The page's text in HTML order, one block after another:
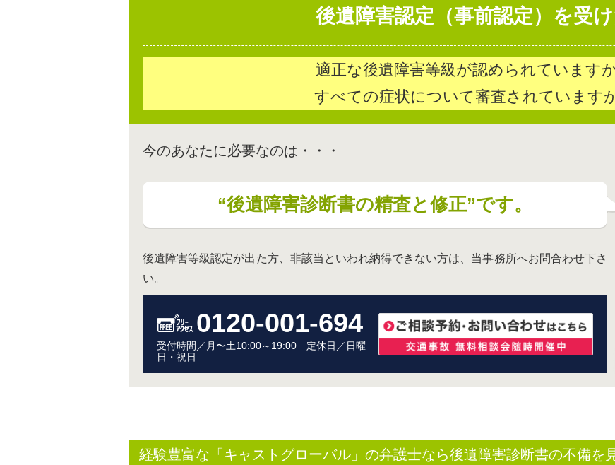
後遺障害認定（事前認定）を受
適正な後遺障害等級が認められています
すべての症状について審査されています
今のあなたに必要なのは・・・
“後遺障害診断書の精査と修正”です。
後遺障害等級認定が出た方、非該当といわれ納得できない方は、当事務所へお問合わせ下さ
い。
0120-001-694
受付時間／月〜土10:00～19:00 定休日／日曜
日・祝日
経験豊富な「キャストグローバル」の弁護士なら後遺障害診断書の不備を